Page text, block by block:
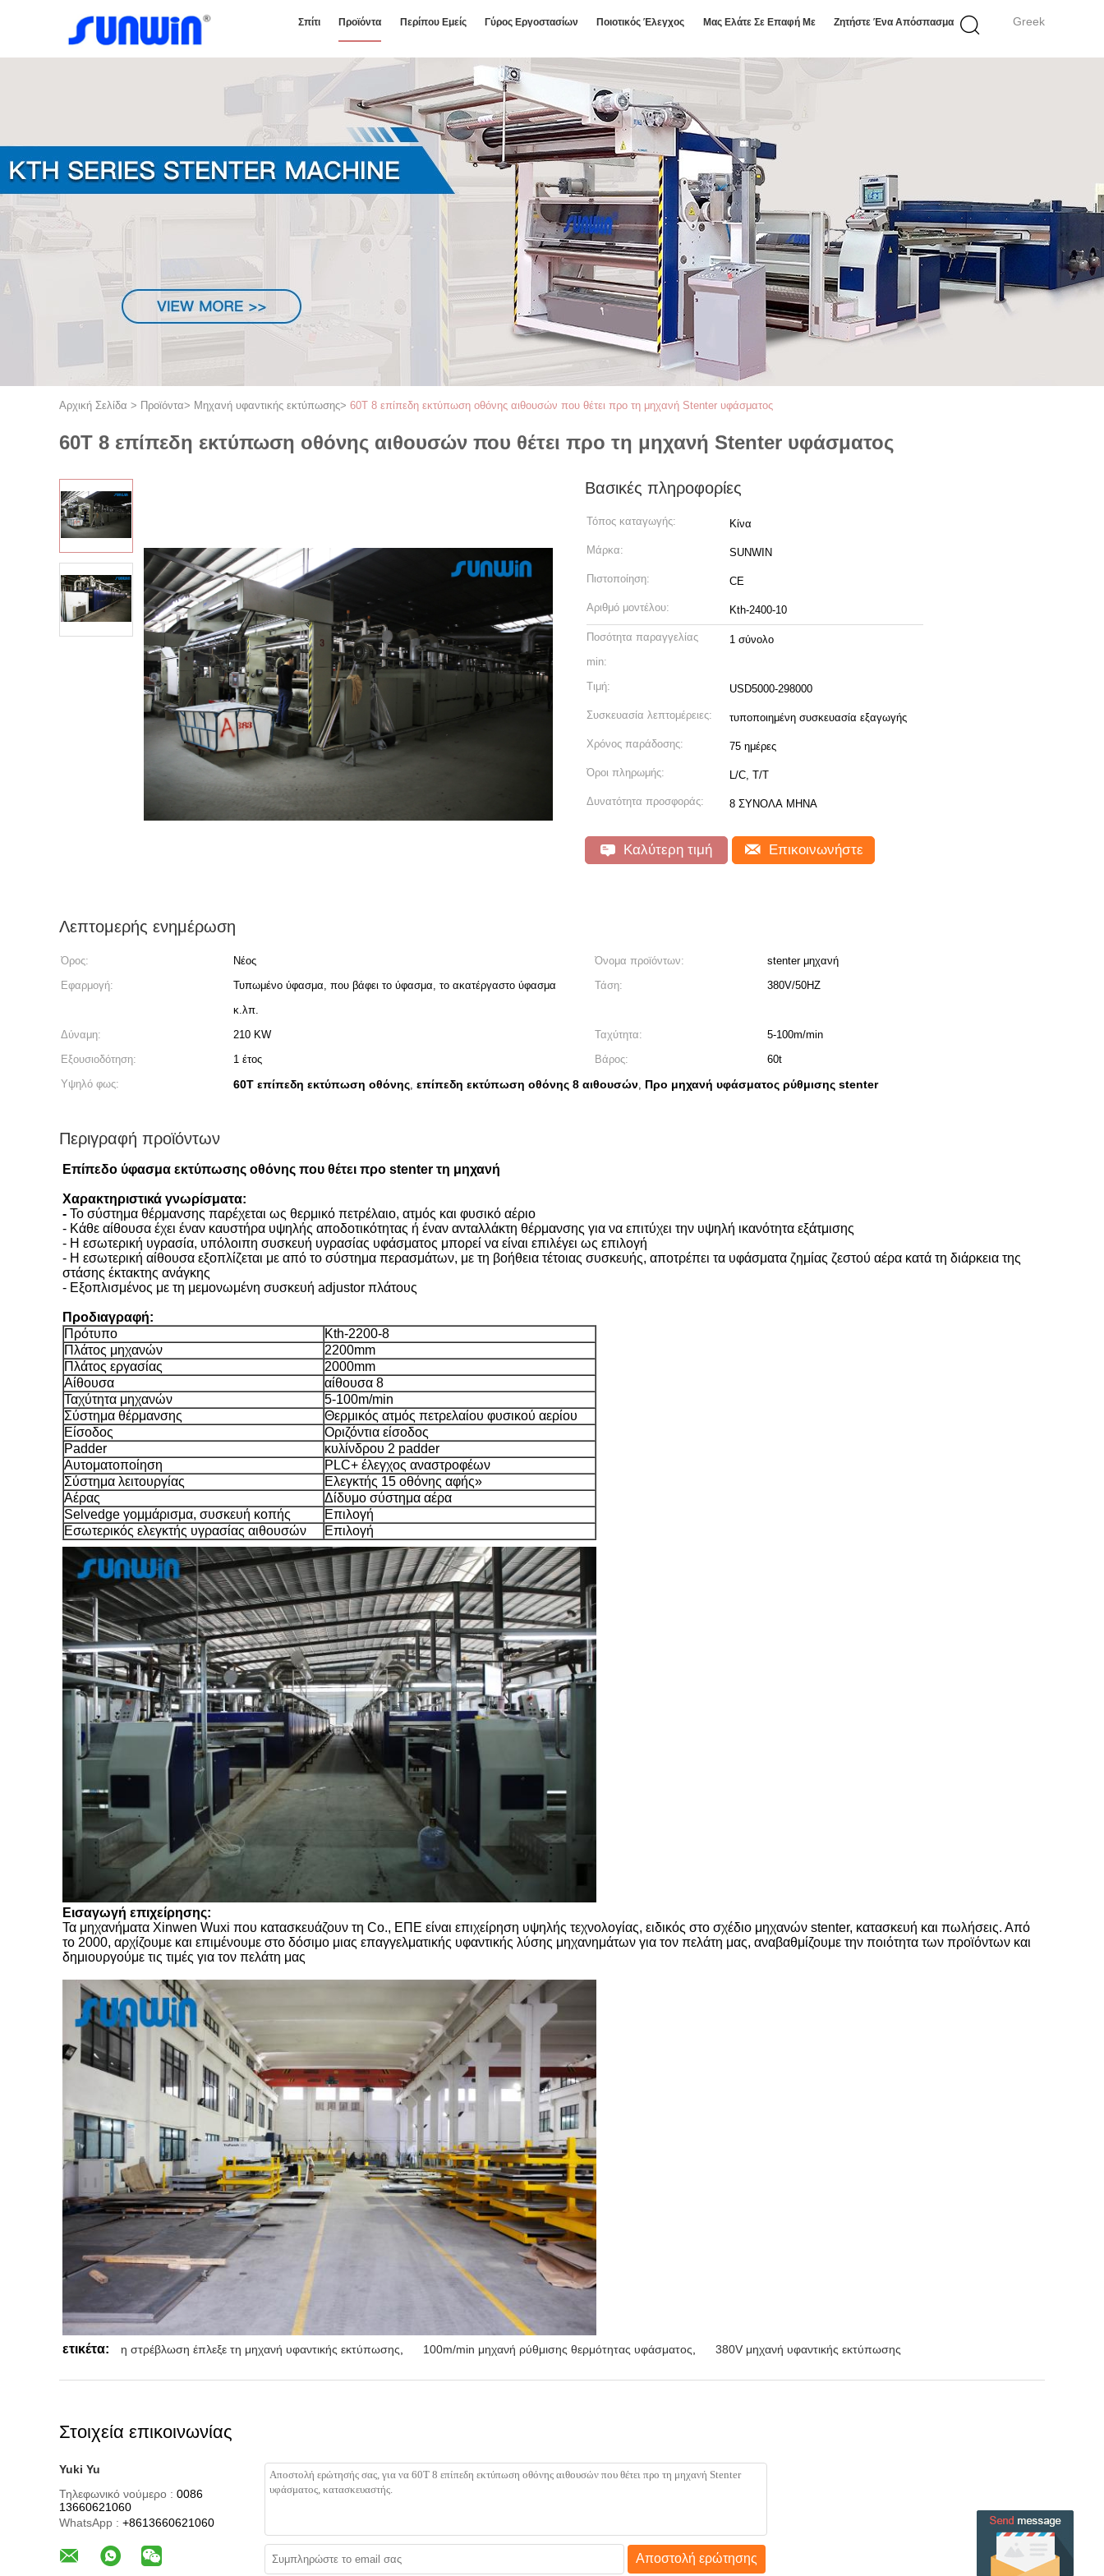
Greek
Σπίτι Προϊόντα Περίπου Εμείς Γύρος Εργοστασίων Ποιοτικός Έλεγχος Μας Ελάτε Σε Επαφή Με Ζητήστε Ένα Απόσπασμα
Αρχική Σελίδα > Προϊόντα> Μηχανή υφαντικής εκτύπωσης> 60T 8 επίπεδη εκτύπωση οθόνης αιθουσών που θέτει προ τη μηχανή Stenter υφάσματος
60T 8 επίπεδη εκτύπωση οθόνης αιθουσών που θέτει προ τη μηχανή Stenter υφάσματος
Βασικές πληροφορίες
Τόπος καταγωγής: Κίνα
Μάρκα: SUNWIN
Πιστοποίηση: CE
Αριθμό μοντέλου: Kth-2400-10
Ποσότητα παραγγελίας
min:
1 σύνολο
Τιμή: USD5000-298000
Συσκευασία λεπτομέρειες: τυποποιημένη συσκευασία εξαγωγής
Χρόνος παράδοσης: 75 ημέρες
Όροι πληρωμής: L/C, T/T
Δυνατότητα προσφοράς: 8 ΣΥΝΟΛΑ ΜΗΝΑ
Καλύτερη τιμή Επικοινωνήστε
Λεπτομερής ενημέρωση
Όρος: Νέος Όνομα προϊόντων:
stenter μηχανή
Εφαρμογή:
Τυπωμένο ύφασμα, που βάφει το ύφασμα, το ακατέργαστο ύφασμα
κ.λπ.
Τάση: 380V/50HZ
Δύναμη: 210 KW Ταχύτητα:
5-100m/min
Εξουσιοδότηση:
1 έτος Βάρος:
60t
Υψηλό φως:
60T επίπεδη εκτύπωση οθόνης, επίπεδη εκτύπωση οθόνης 8 αιθουσών, Προ μηχανή υφάσματος ρύθμισης stenter
Περιγραφή προϊόντων
Επίπεδο ύφασμα εκτύπωσης οθόνης που θέτει προ stenter τη μηχανή
Χαρακτηριστικά γνωρίσματα:
- Το σύστημα θέρμανσης παρέχεται ως θερμικό πετρέλαιο, ατμός και φυσικό αέριο
- Κάθε αίθουσα έχει έναν καυστήρα υψηλής αποδοτικότητας ή έναν ανταλλάκτη θέρμανσης για να επιτύχει την υψηλή ικανότητα εξάτμισης
- Η εσωτερική υγρασία, υπόλοιπη συσκευή υγρασίας υφάσματος μπορεί να είναι επιλέγει ως επιλογή
- Η εσωτερική αίθουσα εξοπλίζεται με από το σύστημα περασμάτων, με τη βοήθεια τέτοιας συσκευής, αποτρέπει τα υφάσματα ζημίας ζεστού αέρα κατά τη διάρκεια της
στάσης έκτακτης ανάγκης
- Εξοπλισμένος με τη μεμονωμένη συσκευή adjustor πλάτους
Προδιαγραφή:
Πρότυπο
Kth-2200-8
Πλάτος μηχανών
2200mm
Πλάτος εργασίας
2000mm
Αίθουσα
αίθουσα 8
Ταχύτητα μηχανών
5-100m/min
Σύστημα θέρμανσης
Θερμικός ατμός πετρελαίου φυσικού αερίου
Είσοδος
Οριζόντια είσοδος
Padder
κυλίνδρου 2 padder
Αυτοματοποίηση
PLC+ έλεγχος αναστροφέων
Σύστημα λειτουργίας
Ελεγκτής 15 οθόνης αφής»
Αέρας
Δίδυμο σύστημα αέρα
Selvedge γομμάρισμα, συσκευή κοπής
Επιλογή
Εσωτερικός ελεγκτής υγρασίας αιθουσών
Επιλογή
Εισαγωγή επιχείρησης:
Τα μηχανήματα Xinwen Wuxi που κατασκευάζουν τη Co., ΕΠΕ είναι επιχείρηση υψηλής τεχνολογίας, ειδικός στο σχέδιο μηχανών stenter, κατασκευή και πωλήσεις. Από
το 2000, αρχίζουμε και επιμένουμε στο δόσιμο μιας επαγγελματικής υφαντικής λύσης μηχανημάτων για τον πελάτη μας, αναβαθμίζουμε την ποιότητα των προϊόντων και
δημιουργούμε τις τιμές για τον πελάτη μας
ετικέτα: η στρέβλωση έπλεξε τη μηχανή υφαντικής εκτύπωσης 100m/min μηχανή ρύθμισης θερμότητας υφάσματος 380V μηχανή υφαντικής εκτύπωσης
Στοιχεία επικοινωνίας
Yuki Yu
Τηλεφωνικό νούμερο : 0086
13660621060
WhatsApp : +8613660621060
Αποστολή ερώτησης